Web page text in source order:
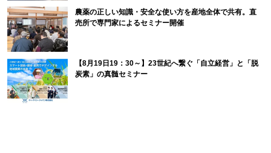
農薬の正しい知識・安全な使い方を産地全体で共有。直
売所で専門家によるセミナー開催
【8月19日19：30～】23世紀へ繋ぐ「自立経営」と「脱
炭素」の真髄セミナー